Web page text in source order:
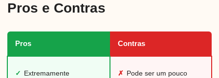
Pros e Contras
Pros Contras
✓
Extremamente
✗ Pode ser um pouco